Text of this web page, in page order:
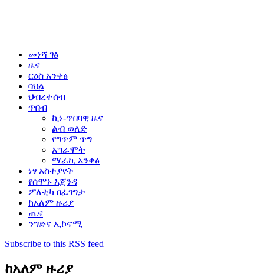
መነሻ ገፅ
ዜና
ርዕስ አንቀፅ
ባህል
ህብረተሰብ
ጥበብ
ኪነ-ጥበባዊ ዜና
ልብ ወለድ
የግጥም ጥግ
አግራሞት
ማራኪ አንቀፅ
ነፃ አስተያየት
የሰሞኑ አጀንዳ
ፖለቲካ በፈገግታ
ከአለም ዙሪያ
ጤና
ንግድና ኢኮኖሚ
Subscribe to this RSS feed
ከአለም ዙሪያ